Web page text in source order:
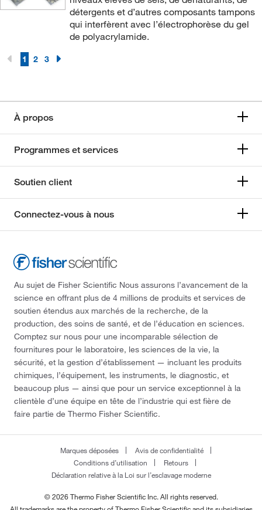
détergents et d’autres composants tampons
qui interfèrent avec l’électrophorèse du gel
de polyacrylamide.
1 2 3
À propos
Programmes et services
Soutien client
Connectez-vous à nous
Au sujet de Fisher Scientific Nous assurons l’avancement de la
science en offrant plus de 4 millions de produits et services de
soutien étendus aux marchés de la recherche, de la
production, des soins de santé, et de l’éducation en sciences.
Comptez sur nous pour une incomparable sélection de
fournitures pour le laboratoire, les sciences de la vie, la
sécurité, et la gestion d’établissement — incluant les produits
chimiques, l’équipement, les instruments, le diagnostic, et
beaucoup plus — ainsi que pour un service exceptionnel à la
clientèle d’une équipe en tête de l’industrie qui est fière de
faire partie de Thermo Fisher Scientific.
Marques déposées
Avis de confidentialité
Conditions d’utilisation
Retours
Déclaration relative à la Loi sur l’esclavage moderne
© 2026 Thermo Fisher Scientific Inc. All rights reserved.